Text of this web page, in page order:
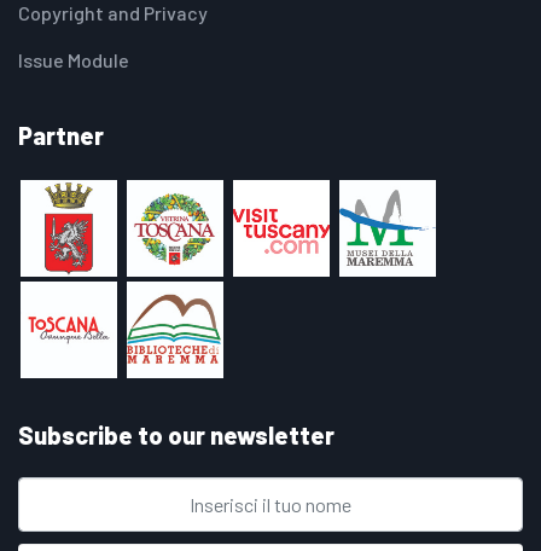
Copyright and Privacy
Issue Module
Partner
Subscribe to our newsletter